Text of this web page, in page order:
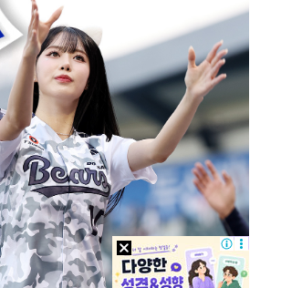
115위' 김민별, 2라운드 7타 줄이며 7…
] 정지효, 반가운 손인사